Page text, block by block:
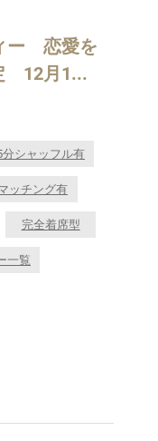
ー 恋愛を
12月1...
分シャッフル有
ッチング有
完全着席型
一覧